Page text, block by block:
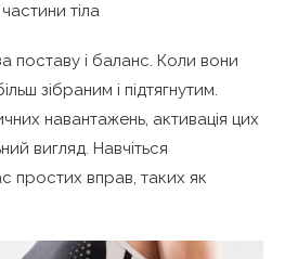
тіла
поставу і баланс. Коли вони
зібраним і підтягнутим.
навантажень, активація цих
вигляд. Навчіться
простих вправ, таких як